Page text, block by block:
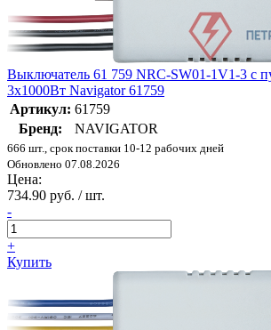
Выключатель 61 759 NRC-SW01-1V1-3 с
3х1000Вт Navigator 61759
Артикул: 61759
Бренд:
NAVIGATOR
666 шт., срок поставки 10-12 рабочих дней
Обновлено 07.08.2026
Цена:
734.90 руб. / шт.
-
+
Купить